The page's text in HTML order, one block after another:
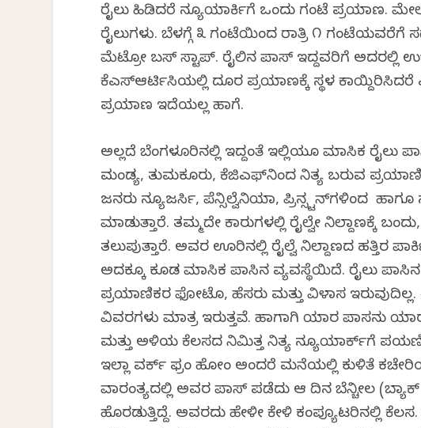
ರೈಲು ಹಿಡಿದರೆ ನ್ಯೂಯಾರ್ಕಿಗೆ ಒಂದು ಗಂಟೆ ಪ್ರಯಾಣ.
ರೈಲುಗಳು. ಬೆಳಗ್ಗೆ ೩ ಗಂಟೆಯಿಂದ ರಾತ್ರಿ ೧ ಗಂಟೆಯವರೆಗೆ
ಮೆಟ್ರೋ ಬಸ್ ಸ್ಟಾಪ್. ರೈಲಿನ ಪಾಸ್ ಇದ್ದವರಿಗೆ ಅದರಲ್ಲಿ
ಕೆಎಸ್ಆರ್ಟಿಸಿಯಲ್ಲಿ ದೂರ ಪ್ರಯಾಣಕ್ಕೆ ಸ್ಥಳ
ಪ್ರಯಾಣ ಇದೆಯಲ್ಲ ಹಾಗೆ.
ಅಲ್ಲದೆ ಬೆಂಗಳೂರಿನಲ್ಲಿ ಇದ್ದಂತೆ ಇಲ್ಲಿಯೂ ಮಾಸಿಕ ರೈಲು
ಮಂಡ್ಯ, ತುಮಕೂರು, ಕೆಜಿಎಫ್‌ನಿಂದ ನಿತ್ಯ ಬರುವ
ಜನರು ನ್ಯೂಜರ್ಸಿ, ಪೆನ್ಸಿಲ್ವೆನಿಯಾ, ಪ್ರಿನ್ಸ್ಟನ್‌ಗಳಿಂದ
ಮಾಡುತ್ತಾರೆ. ತಮ್ಮದೇ ಕಾರುಗಳಲ್ಲಿ ರೈಲ್ವೇ ನಿಲ್ದಾಣಕ್ಕೆ
ತಲುಪುತ್ತಾರೆ. ಅವರ ಊರಿನಲ್ಲಿ ರೈಲ್ವೆ ನಿಲ್ದಾಣದ ಹತ್ತಿರ
ಅದಕ್ಕೂ ಕೂಡ ಮಾಸಿಕ ಪಾಸಿನ ವ್ಯವಸ್ಥೆಯಿದೆ. ರೈಲು
ಪ್ರಯಾಣಿಕರ ಫೋಟೊ, ಹೆಸರು ಮತ್ತು ವಿಳಾಸ
ವಿವರಗಳು ಮಾತ್ರ ಇರುತ್ತವೆ. ಹಾಗಾಗಿ ಯಾರ ಪಾಸನ್ನು
ಮತ್ತು ಅಳಿಯ ಕೆಲಸದ ನಿಮಿತ್ತ ನಿತ್ಯ ನ್ಯೂಯಾರ್ಕ್‌ಗೆ
ಇಲ್ಲಾ ವರ್ಕ್ ಫ್ರಂ ಹೋಂ ಅಂದರೆ ಮನೆಯಲ್ಲಿ ಕುಳಿತೆ
ವಾರಂತ್ಯದಲ್ಲಿ ಅವರ ಪಾಸ್ ಪಡೆದು ಆ ದಿನ ಬೆನ್ಚೀಲ
ಹೊರಡುತ್ತಿದ್ದೆ. ಅವರದು ಹೇಳೀ ಕೇಳಿ ಕಂಪ್ಯೂಟರಿನಲ್ಲಿ